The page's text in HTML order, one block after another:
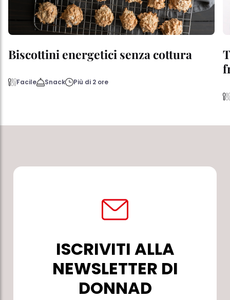
Biscottini energetici senza cottura
Facile Snack Più di 2 ore
ISCRIVITI ALLA
NEWSLETTER DI
DONNAD